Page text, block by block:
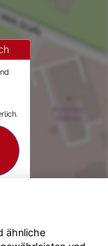
ähnliche